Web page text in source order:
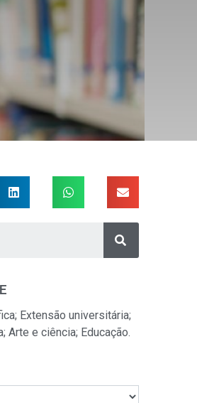
Extensão universitária;
Arte e ciência; Educação.